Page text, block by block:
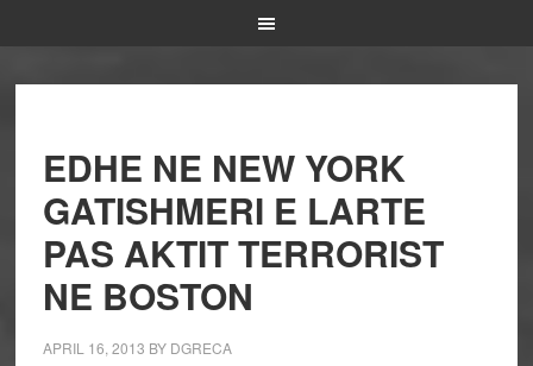
EDHE NE NEW YORK
GATISHMERI E LARTE
PAS AKTIT TERRORIST
NE BOSTON
APRIL 16, 2013 BY DGRECA